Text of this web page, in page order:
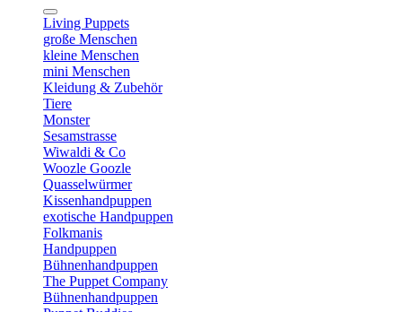
Living Puppets
große Menschen
kleine Menschen
mini Menschen
Kleidung & Zubehör
Tiere
Monster
Sesamstrasse
Wiwaldi & Co
Woozle Goozle
Quasselwürmer
Kissenhandpuppen
exotische Handpuppen
Folkmanis
Handpuppen
Bühnenhandpuppen
The Puppet Company
Bühnenhandpuppen